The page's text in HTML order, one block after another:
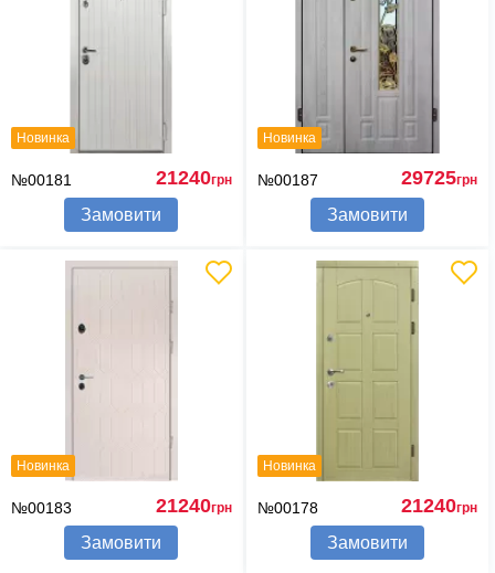
Новинка
№00181 21240грн
Замовити
Новинка
№00187 29725грн
Замовити
Новинка
№00183 21240грн
Замовити
Новинка
№00178 21240грн
Замовити